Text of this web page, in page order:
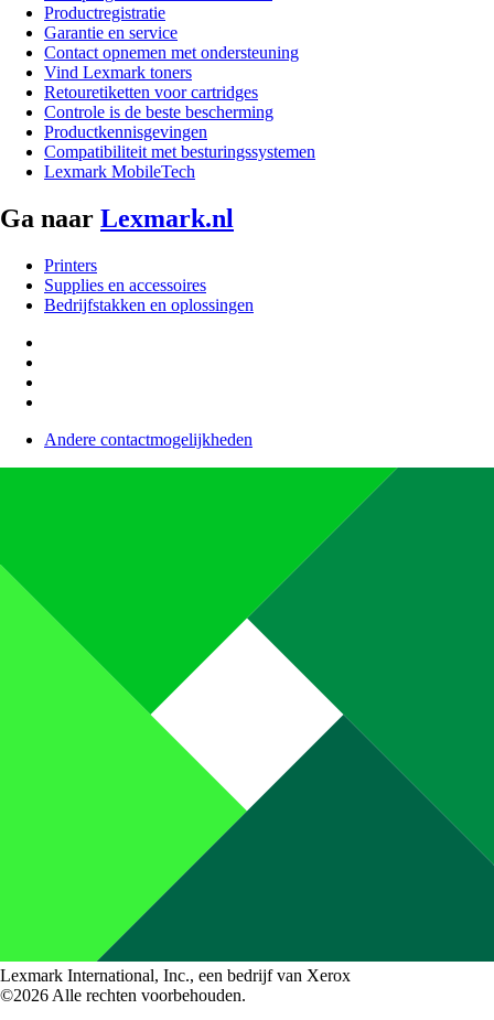
Productregistratie
Garantie en service
Contact opnemen met ondersteuning
Vind Lexmark toners
Retouretiketten voor cartridges
Controle is de beste bescherming
Productkennisgevingen
Compatibiliteit met besturingssystemen
Lexmark MobileTech
Ga naar Lexmark.nl
Printers
Supplies en accessoires
Bedrijfstakken en oplossingen
Andere contactmogelijkheden
Lexmark International, Inc., een bedrijf van Xerox
©2026 Alle rechten voorbehouden.